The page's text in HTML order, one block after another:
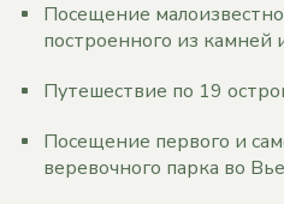
Посещение
построенного из камней
Путешествие по 19
Посещение первого и
веревочного парка во